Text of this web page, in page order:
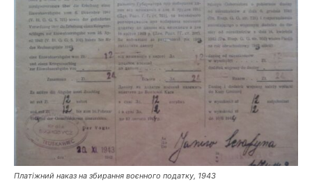
Платіжний наказ на збирання воєнного податку, 1943